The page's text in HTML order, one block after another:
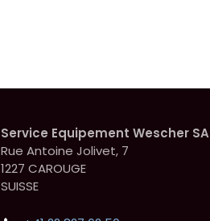
Service Equipement Wescher SA
Rue Antoine Jolivet, 7
1227 CAROUGE
SUISSE